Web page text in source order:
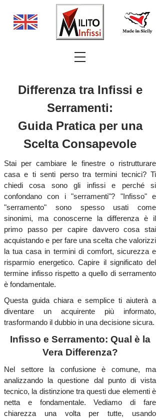
Differenza tra Infissi e
Serramenti:
Guida Pratica per una
Scelta Consapevole
Stai per cambiare le finestre o ristrutturare
casa e ti senti perso tra termini tecnici? Ti
chiedi cosa sono gli infissi e perché si
confondano con i "serramenti"? "Infisso" e
"serramento" sono spesso usati come
sinonimi, ma conoscerne la differenza è il
primo passo per capire davvero cosa stai
acquistando e per fare una scelta che valorizzi
la tua casa in termini di comfort, sicurezza e
risparmio energetico. Capire il significato del
termine infisso rispetto a quello di serramento
è fondamentale.
Questa guida chiara e semplice ti aiuterà a
diventare un acquirente più informato,
trasformando il dubbio in una decisione sicura.
Infisso e Serramento: Qual è la
Vera Differenza?
Nel settore la confusione è comune, ma
analizzando la questione dal punto di vista
tecnico, la distinzione tra questi due elementi è
netta e fondamentale. Vediamo di fare
chiarezza una volta per tutte, usando